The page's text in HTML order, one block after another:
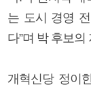
는 도시 경영
다”며 박 후보
개혁신당 정이